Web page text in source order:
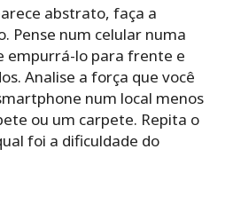
abstrato, faça a
Pense num celular numa
empurrá-lo para frente e
Analise a força que você
num local menos
ou um carpete. Repita o
foi a dificuldade do